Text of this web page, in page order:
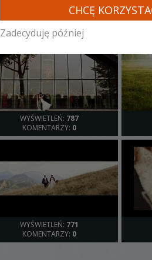
INNE
WYŚWIETLEŃ: 787
KOMENTARZY: 0
WYŚWIETLEŃ: 771
KOMENTARZY: 0
CHCĘ
Zadecyduję później